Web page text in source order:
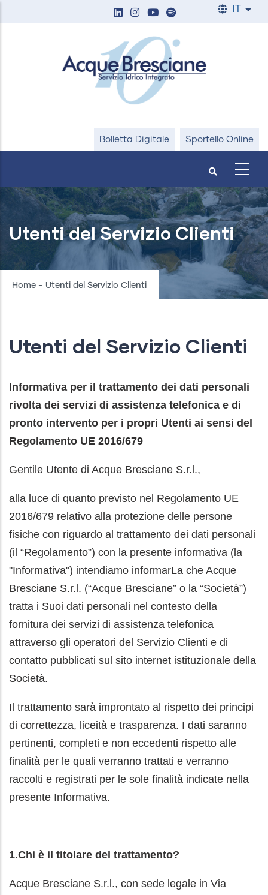
List
Bolletta Digitale Sportello Online
Utenti del Servizio Clienti
Breadcrumb
Home - Utenti del Servizio Clienti
Utenti del Servizio Clienti
Informativa per il trattamento dei dati personali
rivolta dei servizi di assistenza telefonica e di
pronto intervento per i propri Utenti ai sensi del
Regolamento UE 2016/679
Gentile Utente di Acque Bresciane S.r.l.,
alla luce di quanto previsto nel Regolamento UE
2016/679 relativo alla protezione delle persone
fisiche con riguardo al trattamento dei dati personali
(il “Regolamento”) con la presente informativa (la
"Informativa") intendiamo informarLa che Acque
Bresciane S.r.l. (“Acque Bresciane” o la “Società”)
tratta i Suoi dati personali nel contesto della
fornitura dei servizi di assistenza telefonica
attraverso gli operatori del Servizio Clienti e di
contatto pubblicati sul sito internet istituzionale della
Società.
Il trattamento sarà improntato al rispetto dei principi
di correttezza, liceità e trasparenza. I dati saranno
pertinenti, completi e non eccedenti rispetto alle
finalità per le quali verranno trattati e verranno
raccolti e registrati per le sole finalità indicate nella
presente Informativa.
1.Chi è il titolare del trattamento?
Acque Bresciane S.r.l., con sede legale in Via